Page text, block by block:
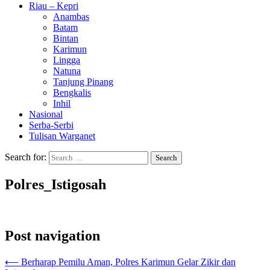
Riau – Kepri
Anambas
Batam
Bintan
Karimun
Lingga
Natuna
Tanjung Pinang
Bengkalis
Inhil
Nasional
Serba-Serbi
Tulisan Warganet
Search for:
Polres_Istigosah
Post navigation
⟵ Berharap Pemilu Aman, Polres Karimun Gelar Zikir dan